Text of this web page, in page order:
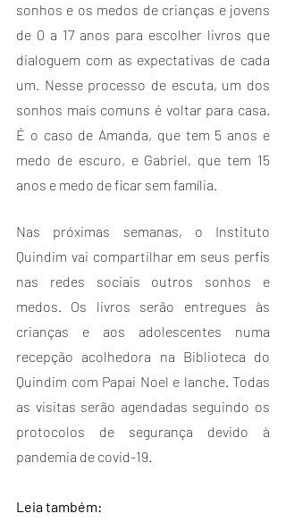
sonhos e os medos de crianças e jovens
de 0 a 17 anos para escolher livros que
dialoguem com as expectativas de cada
um. Nesse processo de escuta, um dos
sonhos mais comuns é voltar para casa.
É o caso de Amanda, que tem 5 anos e
medo de escuro, e Gabriel, que tem 15
anos e medo de ficar sem família.
Nas próximas semanas, o Instituto
Quindim vai compartilhar em seus perfis
nas redes sociais outros sonhos e
medos. Os livros serão entregues às
crianças e aos adolescentes numa
recepção acolhedora na Biblioteca do
Quindim com Papai Noel e lanche. Todas
as visitas serão agendadas seguindo os
protocolos de segurança devido à
pandemia de covid-19.
Leia também: